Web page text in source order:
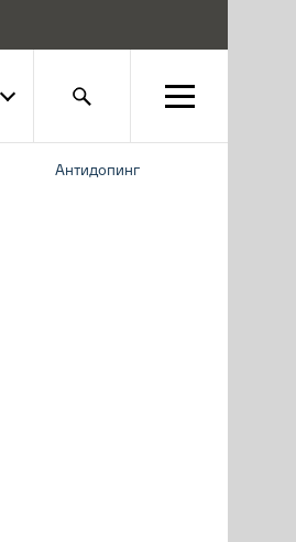
Антидопинг